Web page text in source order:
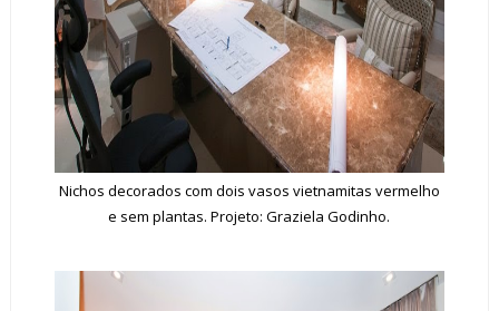
Nichos decorados com dois vasos vietnamitas vermelho
e sem plantas. Projeto: Graziela Godinho.